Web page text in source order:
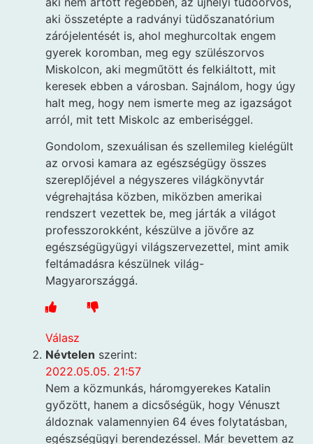
aki összetépte a radványi tüdőszanatórium
zárójelentését is, ahol meghurcoltak engem
gyerek koromban, meg egy szülészorvos
Miskolcon, aki megműtött és felkiáltott, mit
keresek ebben a városban. Sajnálom, hogy úgy
halt meg, hogy nem ismerte meg az igazságot
arról, mit tett Miskolc az emberiséggel.
Gondolom, szexuálisan és szellemileg kielégült
az orvosi kamara az egészségügy összes
szereplőjével a négyszeres világkönyvtár
végrehajtása közben, miközben amerikai
rendszert vezettek be, meg járták a világot
professzorokként, készülve a jövőre az
egészségügyügyi világszervezettel, mint amik
feltámadásra készülnek világ-
Magyarországgá.
Válasz
Névtelen szerint:
2022.05.05. 21:57
Nem a közmunkás, háromgyerekes Katalin
győzött, hanem a dicsőségük, hogy Vénuszt
áldoznak valamennyien 64 éves folytatásban,
egészségügyi berendezéssel. Már bevettem az